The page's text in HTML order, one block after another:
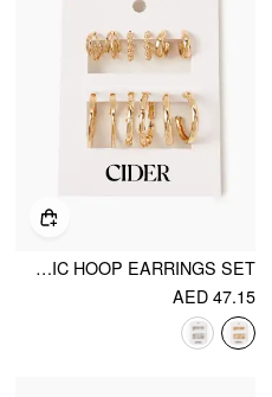
6PAIRS GEOMETRIC HOOP EARRINGS SET
AED 47.15